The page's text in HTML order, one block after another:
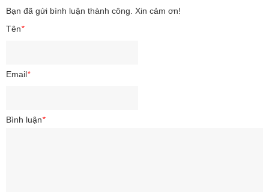
Bạn đã gửi bình luận thành công. Xin cảm ơn!
Tên*
Email*
Bình luận*